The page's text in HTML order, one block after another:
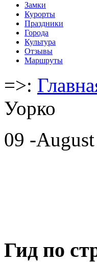
Замки
Курорты
Праздники
Города
Культура
Отзывы
Маршруты
=>:
Уорко
09 -
Гид по